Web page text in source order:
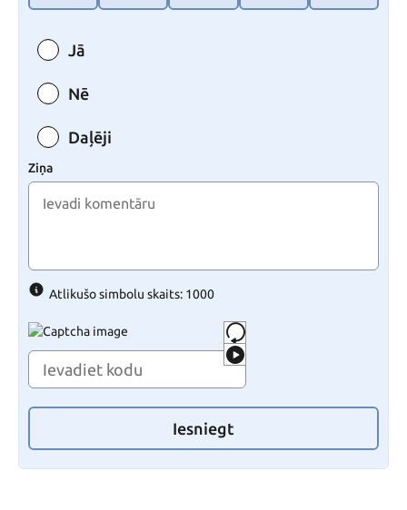
Jā
Nē
Daļēji
Ziņa
Atlikušo simbolu skaits: 1000
Iesniegt